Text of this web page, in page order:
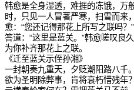
韩愈是全身湿透，难捱的冻饿，万
时，只见一人冒著严寒，扫雪而来
愈：“您还记得那花上所写之联吗？
答道：“这里是蓝关。”韩愈嗟叹良
为你补齐那花上之联。
《迁至蓝关示侄孙湘》
一封朝奏九重天，夕贬潮阳路八千。
欲为圣明除弊事，肯将衰朽惜残年？